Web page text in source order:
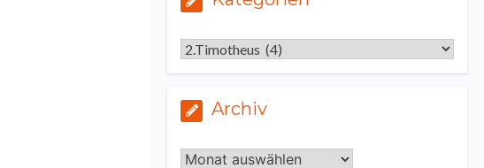
Kategorien
Archiv
Archiv